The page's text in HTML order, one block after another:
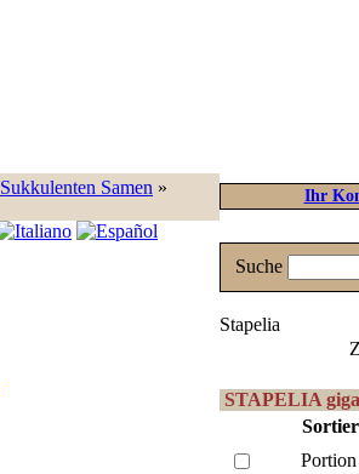
Sukkulenten Samen »
Ihr
Suche
Stapelia
STAPELIA
Portion